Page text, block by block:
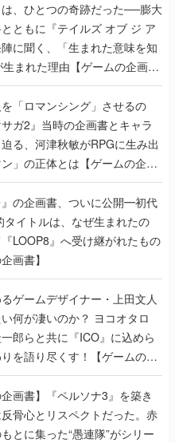
は、ひとつの奇跡だった──膨大
ともに『テイルズ オブ ジ ア
に聞く、「生まれた意味を知
生まれた理由【ゲームの企画
「ロマンシング」させるの
ガ2』当時の企画書とキャラ
る、河津秋敏がRPGに生み出
」の正体とは【ゲームの企画
』の企画書、ついに公開━初代
タイトルは、なぜ生まれたの
LOOP8』へ受け継がれたもの
画書】
ゲームデザイナー・上田文人
何が凄いのか？ ヨコオタロ
郎らと共に『ICO』に込めら
を語り尽くす！【ゲームの企
企画書】『ペルソナ3』を築き
骨心とリスペクトだった。赤
とに集った“愚連隊”がシリー